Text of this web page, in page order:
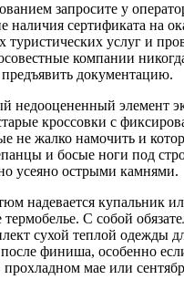
запросите у
наличия сертификата на
туристических услуг и
компании
документацию.
недооцененный элемент
кроссовки с
не жалко намочить и
и босые ноги под
усеяно острыми камнями.
надевается купальник
термобелье. С собой
сухой теплой одежды
финиша, особенно
прохладном мае или